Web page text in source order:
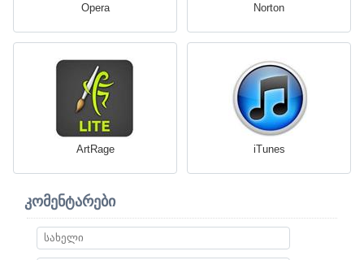
Opera Norton
ArtRage iTunes
კომენტარები